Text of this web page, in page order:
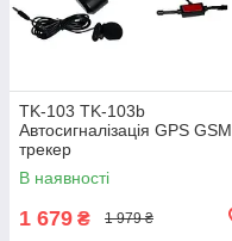
TK-103 TK-103b
Автосигналізація GPS GSM
трекер
В наявності
1 679 ₴ 1 979 ₴